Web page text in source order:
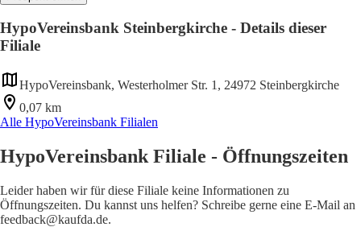
HypoVereinsbank Steinbergkirche - Details dieser
Filiale
HypoVereinsbank, Westerholmer Str. 1, 24972 Steinbergkirche
0,07 km
Alle HypoVereinsbank Filialen
HypoVereinsbank Filiale - Öffnungszeiten
Leider haben wir für diese Filiale keine Informationen zu
Öffnungszeiten. Du kannst uns helfen? Schreibe gerne eine E-Mail an
feedback@kaufda.de.